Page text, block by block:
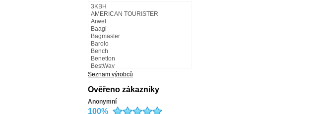
3KBH
AMERICAN TOURISTER
Arwel
Baagl
Bagmaster
Barolo
Bench
Benetton
BestWay
BestWay - Fabrizio
Bugatti
Carmelo
CATERPILLAR
Seznam výrobců
Ověřeno zákazníky
Anonymní
100%